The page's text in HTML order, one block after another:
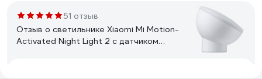
51 отзыв
Отзыв о светильнике Xiaomi Mi Motion-
Activated Night Light 2 с датчиком